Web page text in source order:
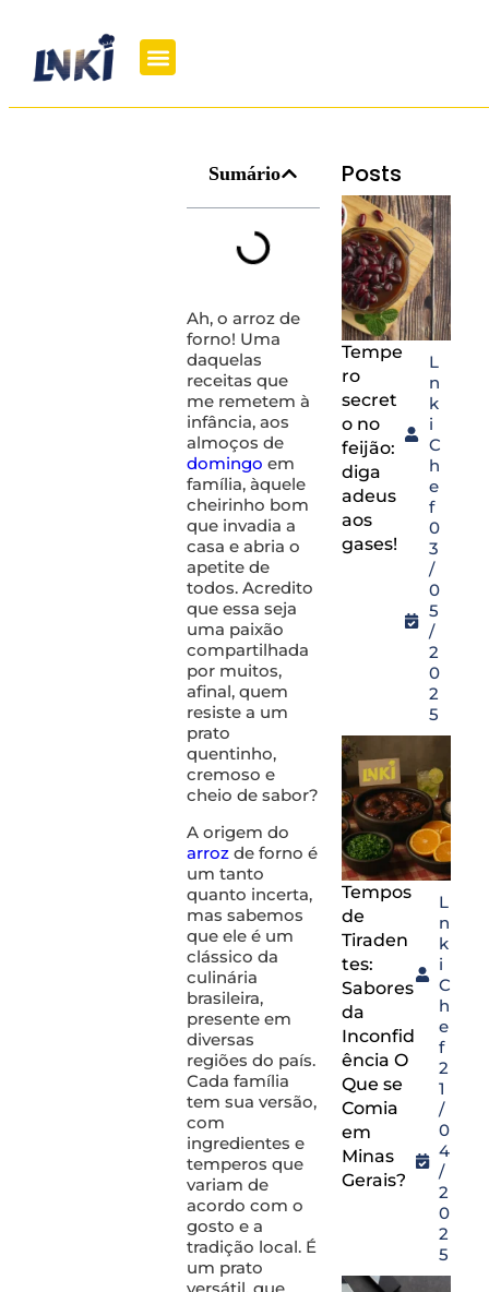
Sumário
Ah, o arroz de
forno! Uma
daquelas
receitas que
me remetem à
infância, aos
almoços de
domingo em
família, àquele
cheirinho bom
que invadia a
casa e abria o
apetite de
todos. Acredito
que essa seja
uma paixão
compartilhada
por muitos,
afinal, quem
resiste a um
prato
quentinho,
cremoso e
cheio de sabor?
A origem do
arroz de forno é
um tanto
quanto incerta,
mas sabemos
que ele é um
clássico da
culinária
brasileira,
presente em
diversas
regiões do país.
Cada família
tem sua versão,
com
ingredientes e
temperos que
variam de
acordo com o
gosto e a
tradição local. É
um prato
versátil, que
Posts
Tempe
ro
secret
o no
feijão:
diga
adeus
aos
gases!
L
n
k
i
C
h
e
f
0
3
/
0
5
/
2
0
2
5
Tempos
de
Tiraden
tes:
Sabores
da
Inconfid
ência O
Que se
Comia
em
Minas
Gerais?
L
n
k
i
C
h
e
f
2
1
/
0
4
/
2
0
2
5